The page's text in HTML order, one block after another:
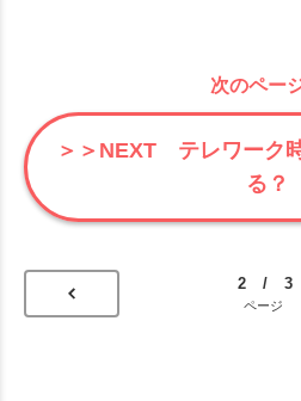
次のペー
＞＞NEXT テレワーク
る？
2 / 3
ページ